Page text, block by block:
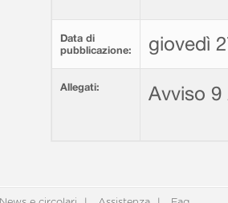
Data di
pubblicazione:
giovedì
Allegati: Avviso